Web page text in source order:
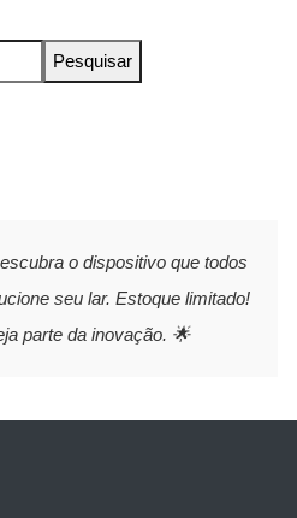
Pesquisar
o dispositivo que todos
seu lar. Estoque limitado!
parte da inovação. 🌟